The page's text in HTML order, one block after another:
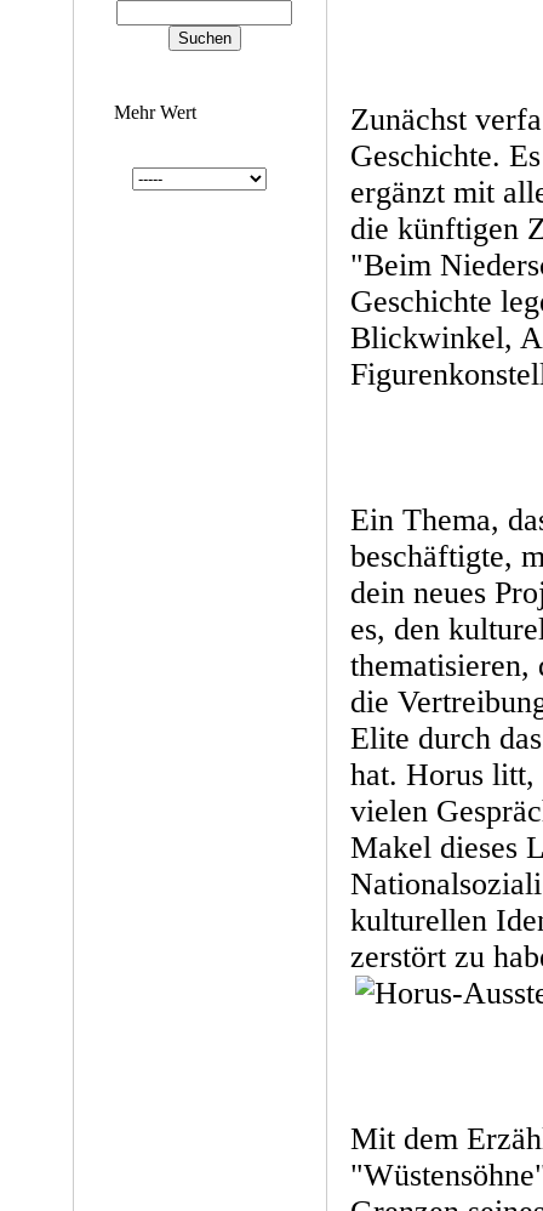
Mehr Wert
Zunächst
Geschichte.
ergänzt mit
die künftigen
"Beim
Geschichte
Blickwinkel,
Ein Thema,
beschäftigte,
dein neues
es, den
thematisieren,
die
Elite durch
hat. Horus litt,
vielen
Makel dieses
kulturellen
zerstört zu
Mit dem